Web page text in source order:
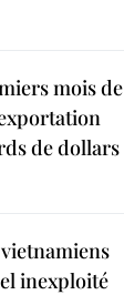
mois de
de dollars
inexploité